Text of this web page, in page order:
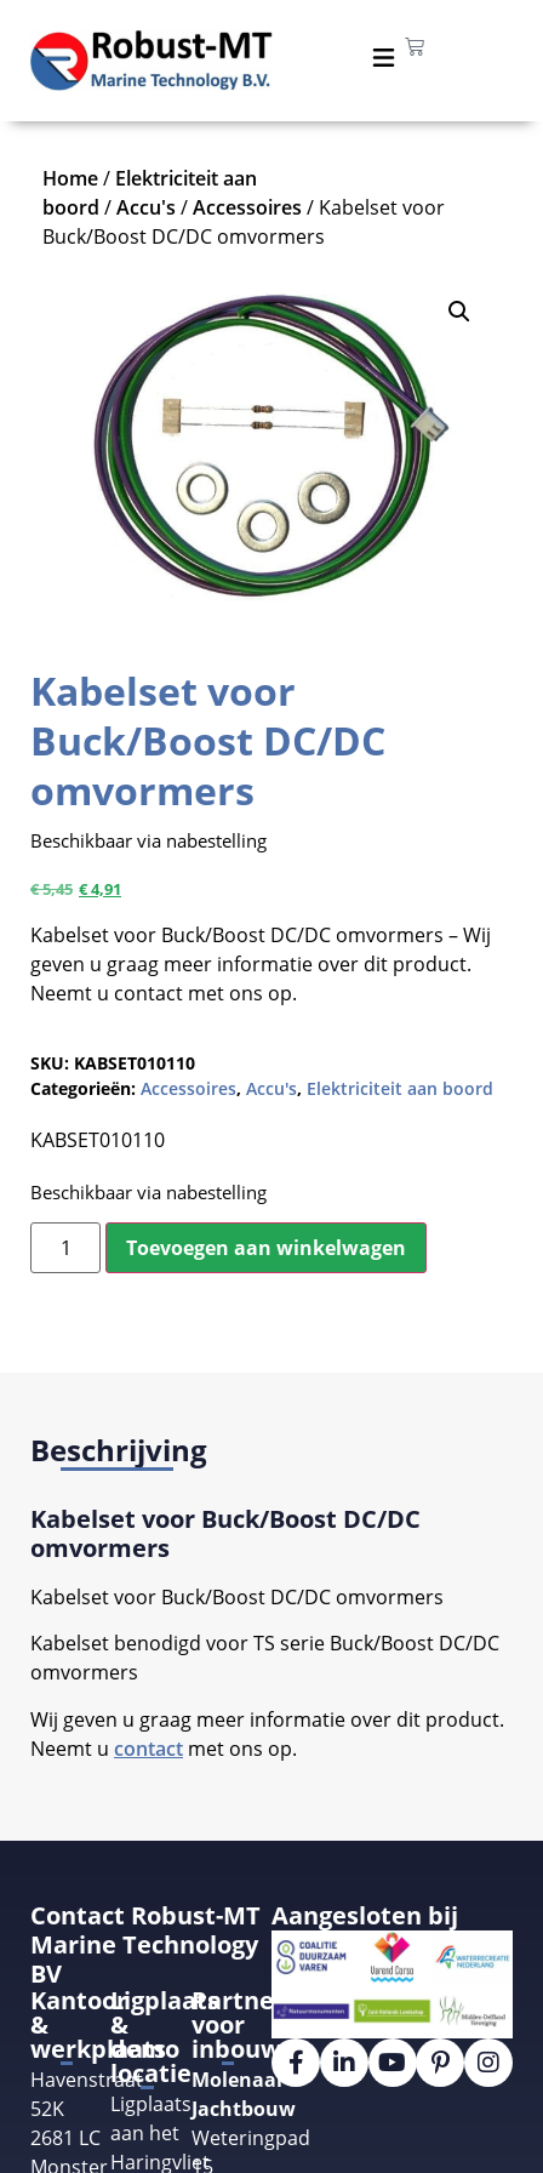
Kabelset voor
Buck/Boost DC/DC
omvormers
Beschikbaar via nabestelling
€5,45 €4,91
Kabelset voor Buck/Boost DC/DC omvormers – Wij
geven u graag meer informatie over dit product.
Neemt u contact met ons op.
SKU: KABSET010110
Categorieën: Accessoires, Accu's, Elektriciteit aan boord
KABSET010110
Beschikbaar via nabestelling
Toevoegen aan winkelwagen
Home/ Elektriciteit aan
boord /Accu's /Accessoires / Kabelset voor
Buck/Boost DC/DC omvormers
Beschrijving
Kabelset voor Buck/Boost DC/DC
omvormers
Kabelset voor Buck/Boost DC/DC omvormers
Kabelset benodigd voor TS serie Buck/Boost DC/DC
omvormers
Wij geven u graag meer informatie over dit product.
Neemt u contact met ons op.
Contact Robust-MT
Marine Technology
BV
Kantoor
&
werkplaats
Havenstraat
52K
2681 LC
Monster
Ligplaats
&
demo
locatie
Ligplaats
aan het
Haringvliet
Partner
voor
inbouw
Molenaar
Jachtbouw
Weteringpad
15
Aangesloten bij